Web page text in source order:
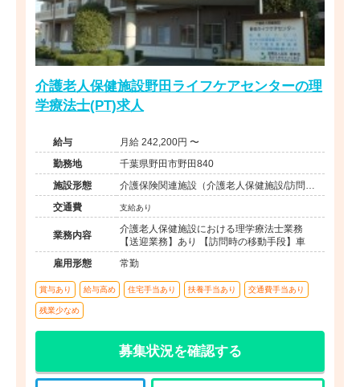
介護老人保健施設野田ライフケアセンターの理
学療法士(PT)求人
給与
月給 242,200円 〜
勤務地
千葉県野田市野田840
施設形態
介護保険関連施設（介護老人保健施設/訪問看
護・リハ）
交通費 支給あり
業務内容
介護老人保健施設における理学療法士業務
【送迎業務】あり 【訪問時の移動手段】車
雇用形態
常勤
賞与あり 給与高め 住宅手当あり 扶養手当あり 交通費手当あり
残業少なめ
募集状況を確認する